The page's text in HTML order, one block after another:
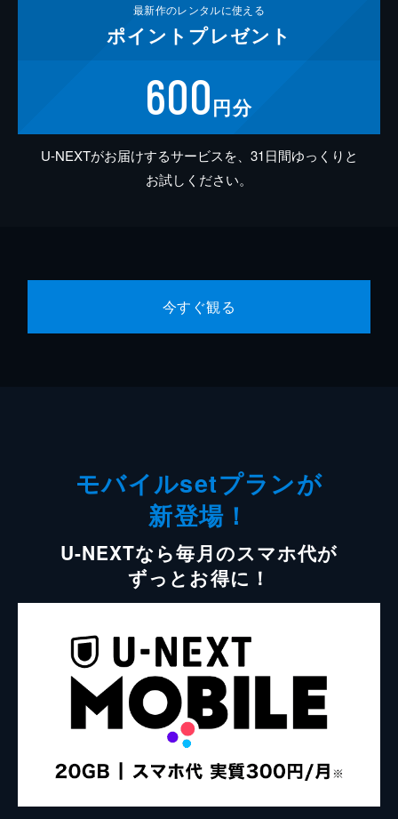
最新作のレンタルに使える
ポイント プレゼント
600円分
U-NEXTがお届けするサービスを、31日間ゆっくりと
お試しください。
今すぐ観る
モバイルsetプランが
新登場！
U-NEXTなら毎月のスマホ代が
ずっとお得に！